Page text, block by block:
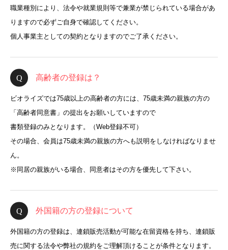
職業種別により、法令や就業規則等で兼業が禁じられている場合があ
りますので必ずご自身で確認してください。
個人事業主としての契約となりますのでご了承ください。
高齢者の登録は？
ビオライズでは75歳以上の高齢者の方には、75歳未満の親族の方の
「高齢者同意書」の提出をお願いしていますので
書類登録のみとなります。（Web登録不可）
その場合、会員は75歳未満の親族の方へも説明をしなければなりませ
ん。
※同居の親族がいる場合、同意者はその方を優先して下さい。
外国籍の方の登録について
外国籍の方の登録は、連鎖販売活動が可能な在留資格を持ち、連鎖販
売に関する法令や弊社の規約をご理解頂けることが条件となります。